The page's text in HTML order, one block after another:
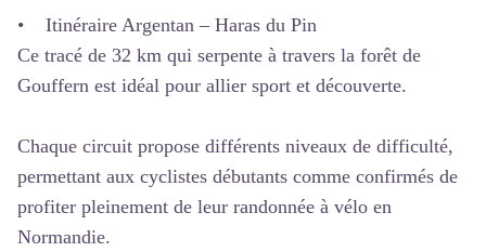
• Itinéraire Argentan – Haras du Pin
Ce tracé de 32 km qui serpente à travers la forêt de
Gouffern est idéal pour allier sport et découverte.
Chaque circuit propose différents niveaux de difficulté,
permettant aux cyclistes débutants comme confirmés de
profiter pleinement de leur randonnée à vélo en
Normandie.